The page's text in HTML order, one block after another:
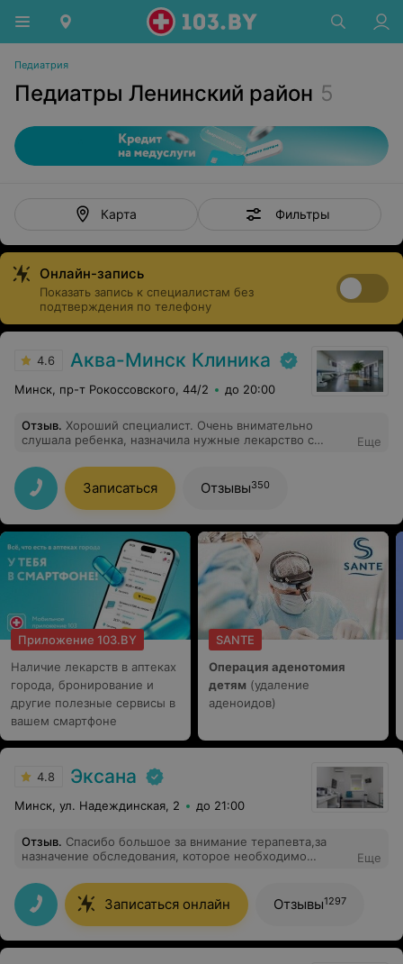
Педиатрия
Педиатры Ленинский район 5
Карта Фильтры
Онлайн-запись
Показать запись к специалистам без
подтверждения по телефону
4.6 Аква-Минск Клиника
Минск, пр-т Рокоссовского, 44/2 до 20:00
Отзыв. Хороший специалист. Очень внимательно
слушала ребенка, назначила нужные лекарство с
быстро вернулись в строй.А услуга выезд на дом,
просто находка для меня, освободила меня от уймы
потраченого времени . Низкий вам паклон. Теперь
только к вам!
Еще
Записаться Отзывы350
Приложение 103.BY
Наличие лекарств в аптеках
города, бронирование и
другие полезные сервисы в
вашем смартфоне
SANTE
Операция аденотомия
детям (удаление
аденоидов)
4.8 Эксана
Минск, ул. Надеждинская, 2 до 21:00
Отзыв. Спасибо большое за внимание терапевта,за
назначение обследования, которое необходимо
объяснила что нужно.Спасибо!
Еще
Записаться онлайн Отзывы1297